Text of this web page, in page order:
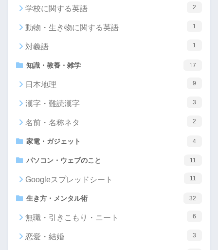
学校に関する英語 2
動物・生き物に関する英語 1
対義語 1
知識・教養・雑学 17
日本地理 9
漢字・難読漢字 3
名前・名称ネタ 2
家電・ガジェット 4
パソコン・ウェブのこと 11
Googleスプレッドシート 11
生き方・メンタル術 32
無職・引きこもり・ニート 6
恋愛・結婚 3